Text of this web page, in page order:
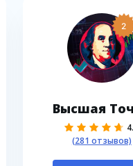
2
Высшая
(281 отзывов)